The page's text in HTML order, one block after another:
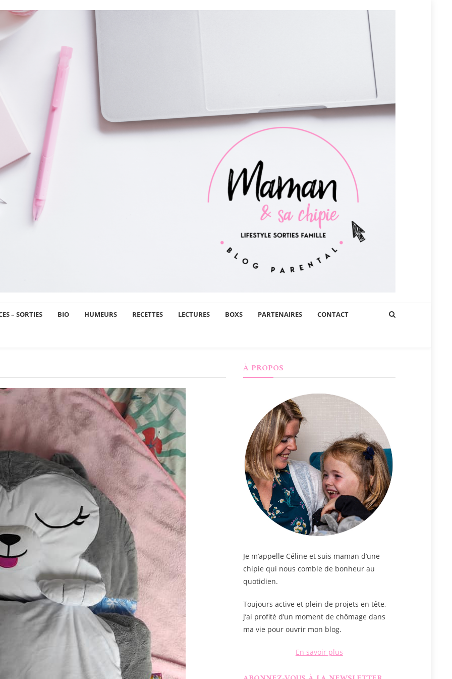
– SORTIES BIO HUMEURS RECETTES LECTURES BOXS PARTENAIRES CONTACT
À PROPOS
Je m’appelle Céline et suis maman d’une
chipie qui nous comble de bonheur au
quotidien.
Toujours active et plein de projets en tête,
j’ai profité d’un moment de chômage dans
ma vie pour ouvrir mon blog.
En savoir plus